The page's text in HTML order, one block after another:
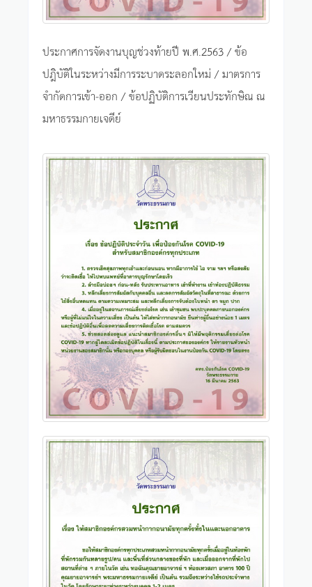
ประกาศการจัดงานบุญช่วงท้ายปี พ.ศ.2563 / ข้อ
ปฎิบัติในระหว่างมีการระบาดระลอกใหม่ / มาตรการ
จำกัดการเข้า-ออก / ข้อปฏิบัติการเวียนประทักษิณ ณ
มหาธรรมกายเจดีย์